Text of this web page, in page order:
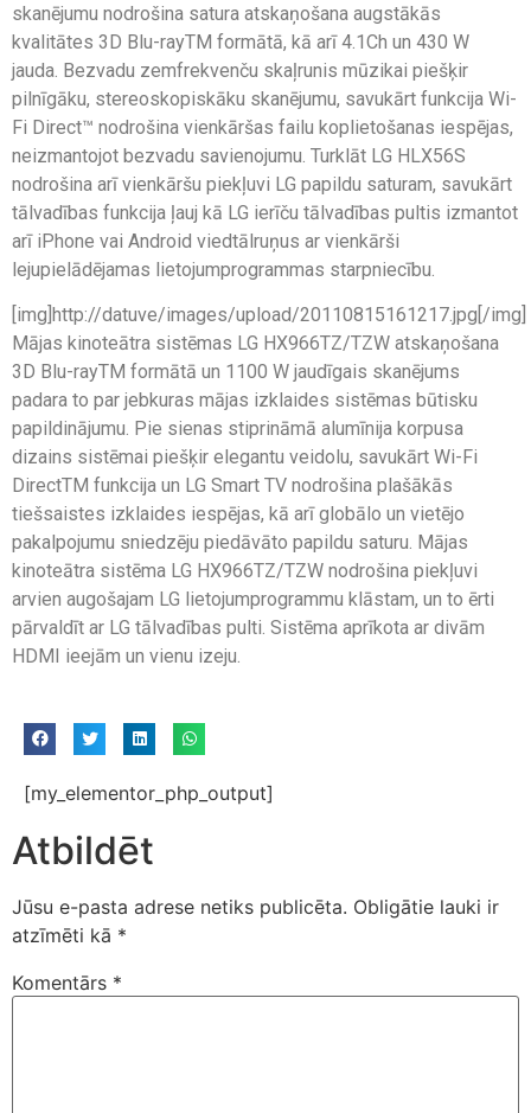
skanējumu nodrošina satura atskaņošana augstākās
kvalitātes 3D Blu-rayTM formātā, kā arī 4.1Ch un 430 W
jauda. Bezvadu zemfrekvenču skaļrunis mūzikai piešķir
pilnīgāku, stereoskopiskāku skanējumu, savukārt funkcija Wi-
Fi Direct™ nodrošina vienkāršas failu koplietošanas iespējas,
neizmantojot bezvadu savienojumu. Turklāt LG HLX56S
nodrošina arī vienkāršu piekļuvi LG papildu saturam, savukārt
tālvadības funkcija ļauj kā LG ierīču tālvadības pultis izmantot
arī iPhone vai Android viedtālruņus ar vienkārši
lejupielādējamas lietojumprogrammas starpniecību.
[img]http://datuve/images/upload/20110815161217.jpg[/img]
Mājas kinoteātra sistēmas LG HX966TZ/TZW atskaņošana
3D Blu-rayTM formātā un 1100 W jaudīgais skanējums
padara to par jebkuras mājas izklaides sistēmas būtisku
papildinājumu. Pie sienas stiprināmā alumīnija korpusa
dizains sistēmai piešķir elegantu veidolu, savukārt Wi-Fi
DirectTM funkcija un LG Smart TV nodrošina plašākās
tiešsaistes izklaides iespējas, kā arī globālo un vietējo
pakalpojumu sniedzēju piedāvāto papildu saturu. Mājas
kinoteātra sistēma LG HX966TZ/TZW nodrošina piekļuvi
arvien augošajam LG lietojumprogrammu klāstam, un to ērti
pārvaldīt ar LG tālvadības pulti. Sistēma aprīkota ar divām
HDMI ieejām un vienu izeju.
[my_elementor_php_output]
Atbildēt
Jūsu e-pasta adrese netiks publicēta. Obligātie lauki ir
atzīmēti kā *
Komentārs *